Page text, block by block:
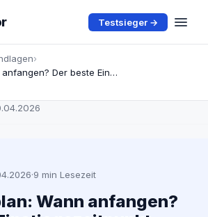
Testsieger →
›
ETF-Sparplan: Wann anfangen? Der beste Einstiegszeitpunkt 2026
·9 min Lesezeit
Wann anfangen?